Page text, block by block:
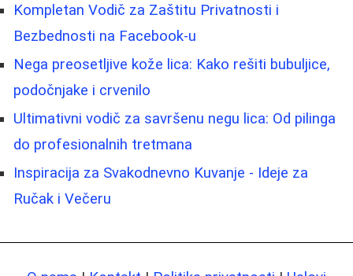
Kompletan Vodič za Zaštitu Privatnosti i
Bezbednosti na Facebook-u
Nega preosetljive kože lica: Kako rešiti bubuljice,
podočnjake i crvenilo
Ultimativni vodič za savršenu negu lica: Od pilinga
do profesionalnih tretmana
Inspiracija za Svakodnevno Kuvanje - Ideje za
Ručak i Večeru